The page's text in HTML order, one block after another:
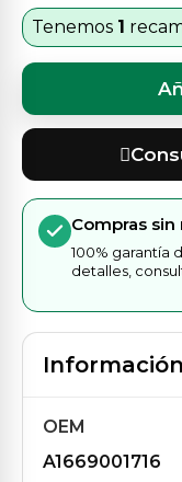
Tenemos 1
Compras sin
100% garantía
detalles,
OEM
A1669001716